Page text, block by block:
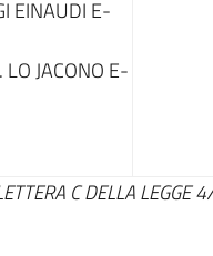
EINAUDI E-
JACONO E-
C DELLA